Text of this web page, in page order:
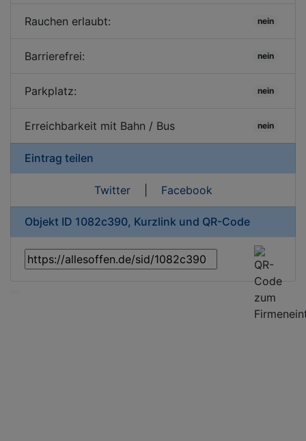
Rauchen erlaubt: nein
Barrierefrei: nein
Parkplatz: nein
Erreichbarkeit mit Bahn / Bus nein
Eintrag teilen
Twitter| Facebook
Objekt ID 1082c390, Kurzlink und QR-Code